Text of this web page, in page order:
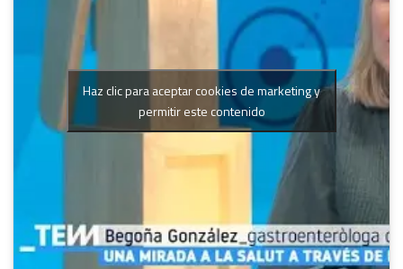
Haz clic para aceptar cookies de marketing y
permitir este contenido